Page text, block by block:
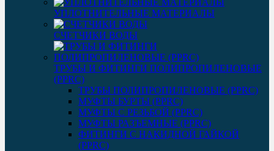
УПЛОТНИТЕЛЬНЫЕ МАТЕРИАЛЫ
СЧЕТЧИКИ ВОДЫ
ТРУБЫ И ФИТИНГИ ПОЛИПРОПИЛЕНОВЫЕ
(PPRC)
ТРУБЫ ПОЛИПРОПИЛЕНОВЫЕ (PPRC)
МУФТЫ БУРТЫ (PPRC)
МУФТЫ C РЕЗЬБОЙ (PPRC)
МУФТЫ РАЗЪЕМНЫЕ (PPRC)
ФИТИНГИ С НАКИДНОЙ ГАЙКОЙ
(PPRC)